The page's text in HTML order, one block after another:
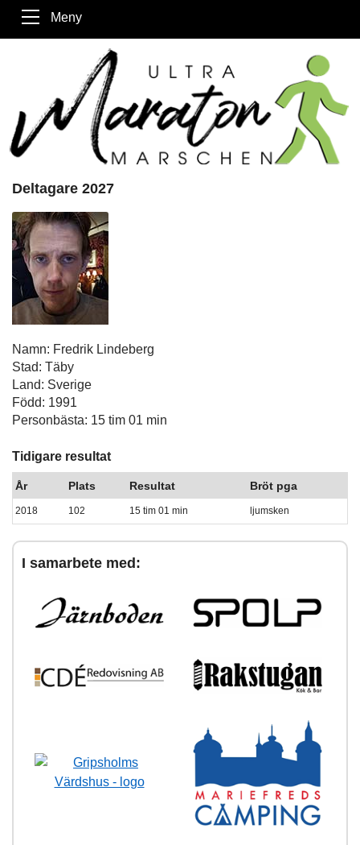
Meny
Deltagare 2027
Namn: Fredrik Lindeberg
Stad: Täby
Land: Sverige
Född: 1991
Personbästa: 15 tim 01 min
Tidigare resultat
År Plats Resultat Bröt pga
2018 102 15 tim 01 min ljumsken
I samarbete med: